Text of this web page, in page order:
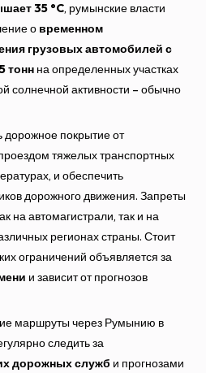
35 °C, румынские власти
о временном
грузовых автомобилей с
тонн на определенных участках
солнечной активности – обычно
покрытие от
тяжелых транспортных
и обеспечить
дорожного движения. Запреты
на автомагистрали, так и на
регионах страны. Стоит
ограничений объявляется за
и зависит от прогнозов
маршруты через Румынию в
следить за
дорожных служб и прогнозами